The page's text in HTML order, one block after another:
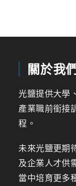
關於我
光鹽提供大學
產業職前銜接
程。
未來光鹽更期
及企業人才供
當中培育更多